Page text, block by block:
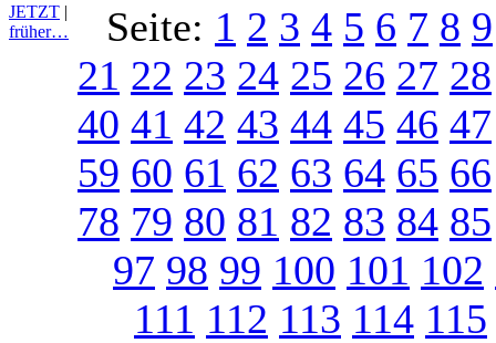
JETZT |
früher…
Seite: 1 2 3 4 5 6 7 8 9
21 22 23 24 25 26 27 28
40 41 42 43 44 45 46 47
59 60 61 62 63 64 65 66
78 79 80 81 82 83 84 85
97 98 99 100 101 102
111 112 113 114 115